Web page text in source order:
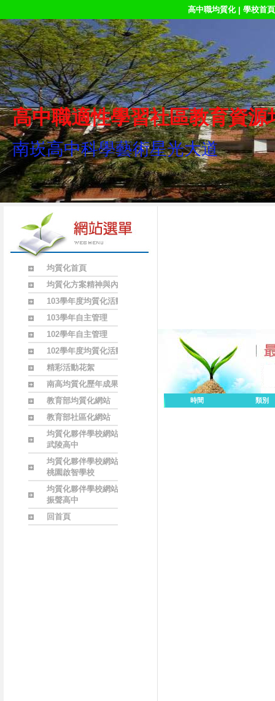
高中職均質化| 學校首頁
高中職適性學習社區教育資源
南崁高中科學藝術星光大道
均質化首頁
均質化方案精神與內涵
103學年度均質化活動
103學年自主管理
102學年自主管理
102學年度均質化活動
精彩活動花絮
南高均質化歷年成果
教育部均質化網站
教育部社區化網站
均質化夥伴學校網站
武陵高中
均質化夥伴學校網站
桃園啟智學校
均質化夥伴學校網站
振聲高中
回首頁
時間 類別